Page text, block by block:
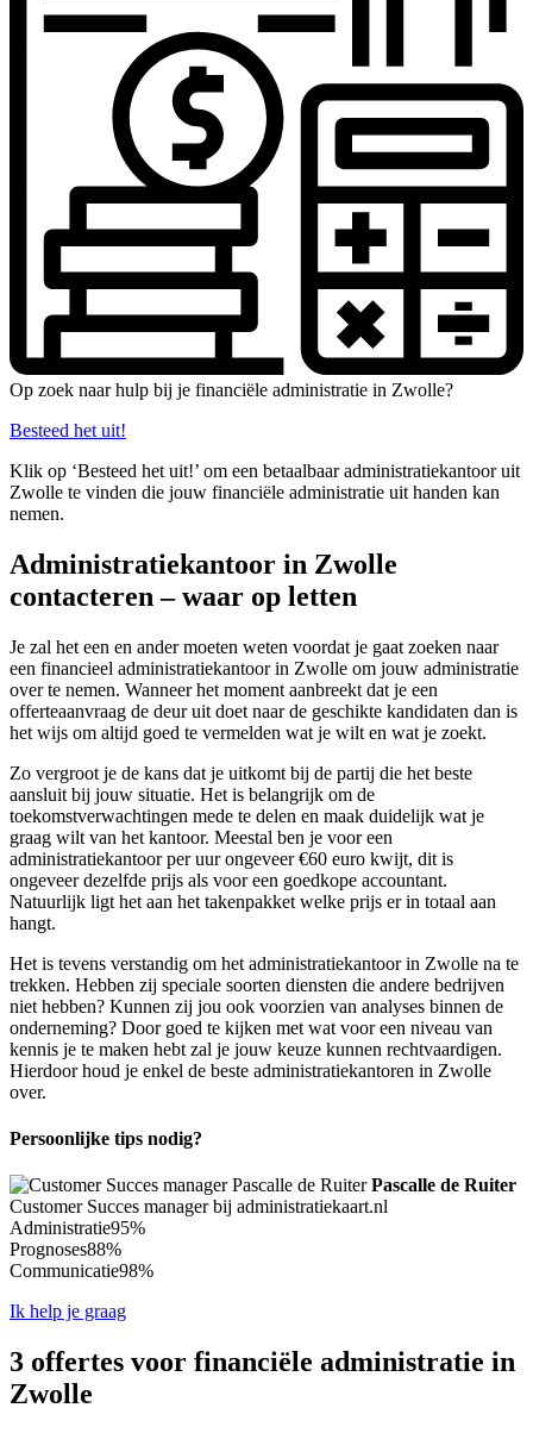
Op zoek naar hulp bij je financiële administratie in Zwolle?
Besteed het uit!
Klik op ‘Besteed het uit!’ om een betaalbaar administratiekantoor uit
Zwolle te vinden die jouw financiële administratie uit handen kan
nemen.
Administratiekantoor in Zwolle
contacteren – waar op letten
Je zal het een en ander moeten weten voordat je gaat zoeken naar
een financieel administratiekantoor in Zwolle om jouw administratie
over te nemen. Wanneer het moment aanbreekt dat je een
offerteaanvraag de deur uit doet naar de geschikte kandidaten dan is
het wijs om altijd goed te vermelden wat je wilt en wat je zoekt.
Zo vergroot je de kans dat je uitkomt bij de partij die het beste
aansluit bij jouw situatie. Het is belangrijk om de
toekomstverwachtingen mede te delen en maak duidelijk wat je
graag wilt van het kantoor. Meestal ben je voor een
administratiekantoor per uur ongeveer €60 euro kwijt, dit is
ongeveer dezelfde prijs als voor een goedkope accountant.
Natuurlijk ligt het aan het takenpakket welke prijs er in totaal aan
hangt.
Het is tevens verstandig om het administratiekantoor in Zwolle na te
trekken. Hebben zij speciale soorten diensten die andere bedrijven
niet hebben? Kunnen zij jou ook voorzien van analyses binnen de
onderneming? Door goed te kijken met wat voor een niveau van
kennis je te maken hebt zal je jouw keuze kunnen rechtvaardigen.
Hierdoor houd je enkel de beste administratiekantoren in Zwolle
over.
Persoonlijke tips nodig?
Pascalle de Ruiter
Customer Succes manager bij administratiekaart.nl
Administratie95%
Prognoses88%
Communicatie98%
Ik help je graag
3 offertes voor financiële administratie in
Zwolle